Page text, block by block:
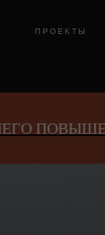
ЦЕН!
ПРОЕКТЫ